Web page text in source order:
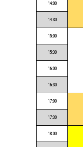
14:00
14:30
15:00
15:30
16:00
16:30
17:00
17:30
18:00